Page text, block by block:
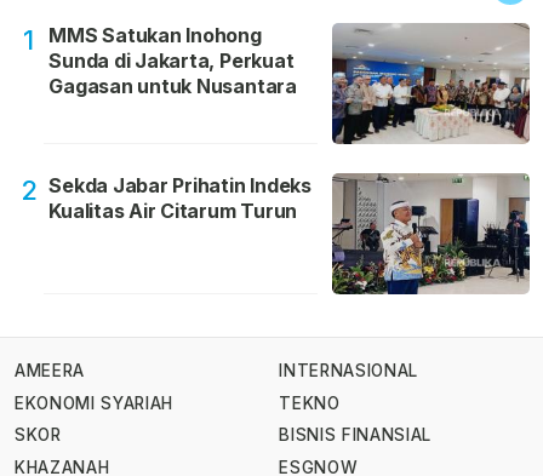
1
MMS Satukan Inohong
Sunda di Jakarta, Perkuat
Gagasan untuk Nusantara
2 Sekda Jabar Prihatin Indeks
Kualitas Air Citarum Turun
AMEERA
EKONOMI SYARIAH
SKOR
KHAZANAH
INTERNASIONAL
TEKNO
BISNIS FINANSIAL
ESGNOW